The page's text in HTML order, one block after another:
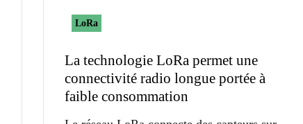
LoRa
La technologie LoRa permet une
connectivité radio longue portée à
faible consommation